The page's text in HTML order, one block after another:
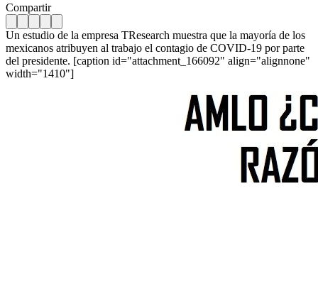
Compartir
Un estudio de la empresa TResearch muestra que la mayoría de los
mexicanos atribuyen al trabajo el contagio de COVID-19 por parte
del presidente. [caption id="attachment_166092" align="alignnone"
width="1410"]